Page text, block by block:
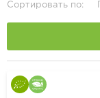
Сортировать по: